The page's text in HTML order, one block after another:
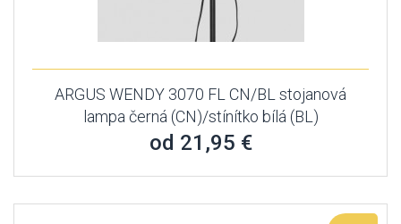
ARGUS WENDY 3070 FL CN/BL stojanová
lampa černá (CN)/stínítko bílá (BL)
od 21,95 €